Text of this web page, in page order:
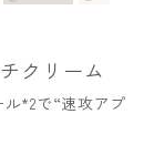
クリーム
*2で“速攻アプ